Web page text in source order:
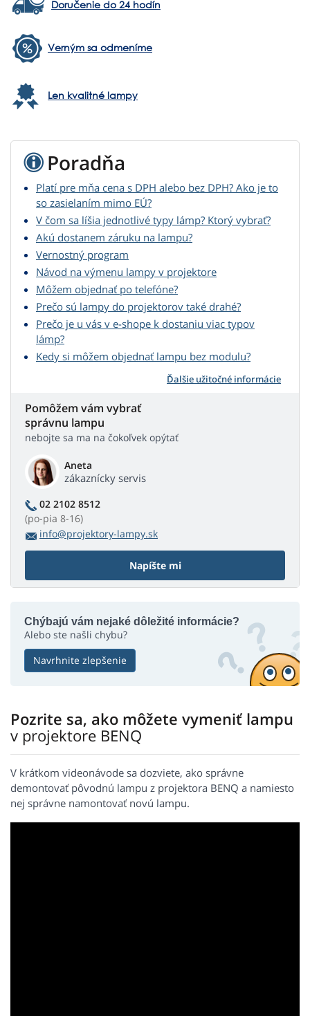
Doručenie do 24 hodín
Verným sa odmeníme
Len kvalitné lampy
Poradňa
Platí pre mňa cena s DPH alebo bez DPH? Ako je to
so zasielaním mimo EÚ?
V čom sa líšia jednotlivé typy lámp? Ktorý vybrať?
Akú dostanem záruku na lampu?
Vernostný program
Návod na výmenu lampy v projektore
Môžem objednať po telefóne?
Prečo sú lampy do projektorov také drahé?
Prečo je u vás v e-shope k dostaniu viac typov
lámp?
Kedy si môžem objednať lampu bez modulu?
Ďalšie užitočné informácie
Pomôžem vám vybrať
správnu lampu
nebojte sa ma na čokoľvek opýtať
Aneta
zákaznícky servis
02 2102 8512
(po-pia 8-16)
info@projektory-lampy.sk
Napíšte mi
Chýbajú vám nejaké dôležité informácie?
Alebo ste našli chybu?
Navrhnite zlepšenie
Pozrite sa, ako môžete vymeniť lampu
v projektore BENQ
V krátkom videonávode sa dozviete, ako správne
demontovať pôvodnú lampu z projektora BENQ a namiesto
nej správne namontovať novú lampu.